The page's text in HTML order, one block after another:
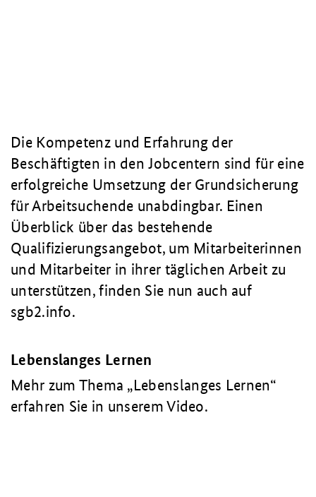
Die Kompetenz und Erfahrung der
Beschäftigten in den Jobcentern sind für eine
erfolgreiche Umsetzung der Grundsicherung
für Arbeitsuchende unabdingbar. Einen
Überblick über das bestehende
Qualifizierungsangebot, um Mitarbeiterinnen
und Mitarbeiter in ihrer täglichen Arbeit zu
unterstützen, finden Sie nun auch auf
sgb2.info.
Lebenslanges Lernen
Mehr zum Thema „Lebenslanges Lernen“
erfahren Sie in unserem Video.